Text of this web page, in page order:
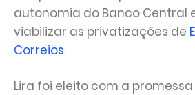
autonomia do Banco Central
viabilizar as privatizações de
Correios.
Lira foi eleito com a